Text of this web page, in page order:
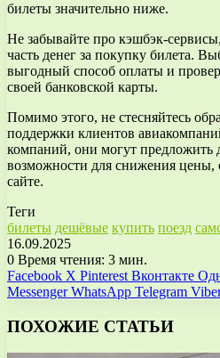
билеты значительно ниже.
Не забывайте про кэшбэк-
часть денег за покупку билета.
выгодный способ оплаты и
своей банковской карты.
Помимо этого, не стесняйтесь
поддержки клиентов
компаний, они могут предложить
возможности для снижения цены,
сайте.
Теги
билеты дешёвые купить поезд
16.09.2025
0 Время чтения: 3 мин.
Facebook X Pinterest Вконтакте
Messenger WhatsApp Telegram
ПОХОЖИЕ СТАТЬИ